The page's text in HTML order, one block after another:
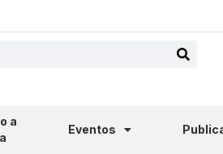
a
Eventos